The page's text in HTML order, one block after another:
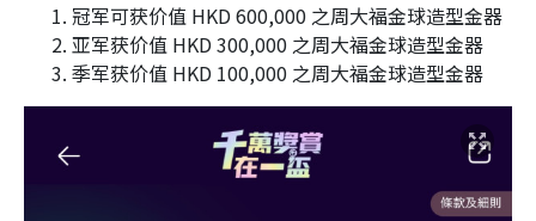
冠军可获价值 HKD 600,000 之周大福金球造型金器
亚军获价值 HKD 300,000 之周大福金球造型金器
季军获价值 HKD 100,000 之周大福金球造型金器